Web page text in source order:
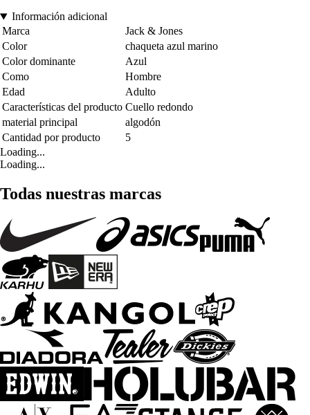
Información adicional
Marca
Jack & Jones
Color
chaqueta azul marino
Color dominante
Azul
Como
Hombre
Edad
Adulto
Características del producto Cuello redondo
material principal
algodón
Cantidad por producto
5
Loading...
Loading...
Todas nuestras marcas